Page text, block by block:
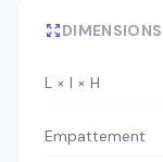
L × l × H
Empattement